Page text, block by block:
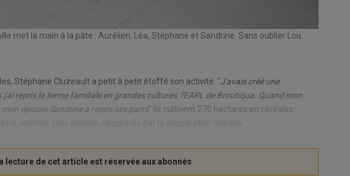
met la main à la pâte : Aurélien, Léa, Stéphane et Sandrine. Sans oublier Lou.
Stéphane Cluzeault a petit à petit étoffé son activité. "J'avais créé une
repris la ferme familiale en grandes cultures, l'EARL de Broutiqua. Quand mon
épouse Sandrine a repris ses parts" Ils cultivent 270 hectares en céréales :